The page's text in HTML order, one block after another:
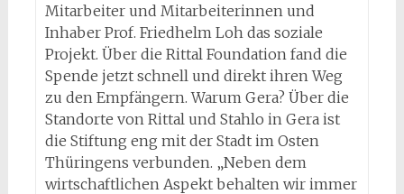
Mitarbeiter und Mitarbeiterinnen und
Inhaber Prof. Friedhelm Loh das soziale
Projekt. Über die Rittal Foundation fand die
Spende jetzt schnell und direkt ihren Weg
zu den Empfängern. Warum Gera? Über die
Standorte von Rittal und Stahlo in Gera ist
die Stiftung eng mit der Stadt im Osten
Thüringens verbunden. „Neben dem
wirtschaftlichen Aspekt behalten wir immer